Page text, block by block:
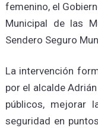
femenino, el
Municipal de las
Sendero Seguro
La intervención
por el alcalde
públicos, mejorar
seguridad en